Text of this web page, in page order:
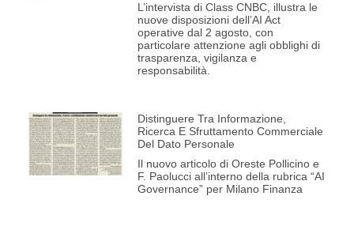
L’intervista di Class CNBC, illustra le
nuove disposizioni dell’AI Act
operative dal 2 agosto, con
particolare attenzione agli obblighi di
trasparenza, vigilanza e
responsabilità.
Distinguere Tra Informazione,
Ricerca E Sfruttamento Commerciale
Del Dato Personale
Il nuovo articolo di Oreste Pollicino e
F. Paolucci all’interno della rubrica “AI
Governance” per Milano Finanza